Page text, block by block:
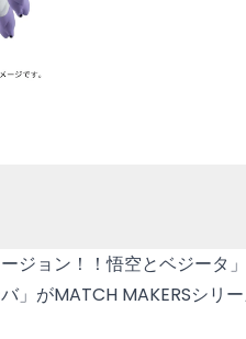
ョン！！悟空とベジータ
」がMATCH MAKERSシリ